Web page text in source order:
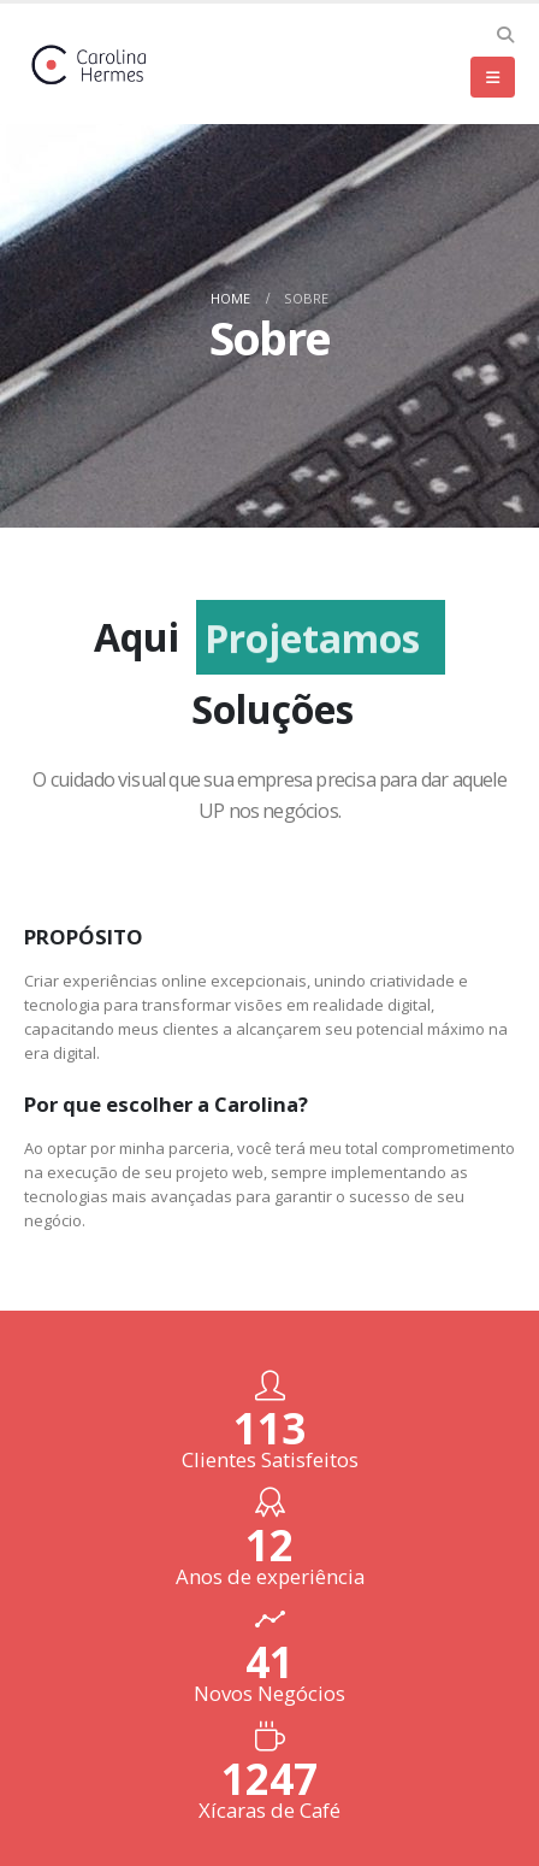
HOME SOBRE
Sobre
Aqui
Projetamos
Soluções
O cuidado visual que sua empresa precisa para dar aquele
UP nos negócios.
PROPÓSITO
Criar experiências online excepcionais, unindo criatividade e
tecnologia para transformar visões em realidade digital,
capacitando meus clientes a alcançarem seu potencial máximo na
era digital.
Por que escolher a Carolina?
Ao optar por minha parceria, você terá meu total comprometimento
na execução de seu projeto web, sempre implementando as
tecnologias mais avançadas para garantir o sucesso de seu
negócio.
122+
Clientes Satisfeitos
13
Anos de experiência
45
Novos Negócios
1352
Xícaras de Café